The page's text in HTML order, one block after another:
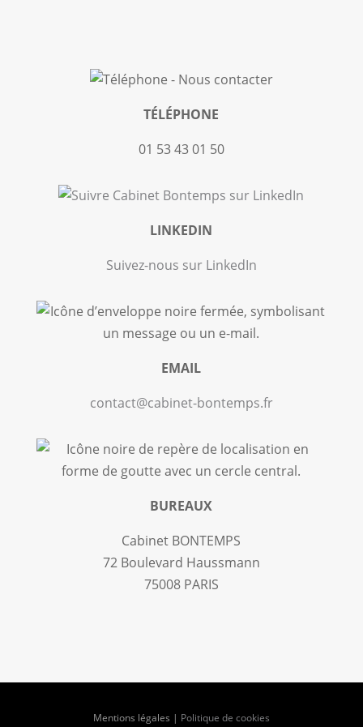
TÉLÉPHONE
01 53 43 01 50
LINKEDIN
Suivez-nous sur LinkedIn
EMAIL
contact@cabinet-bontemps.fr
BUREAUX
Cabinet BONTEMPS
72 Boulevard Haussmann
75008 PARIS
Mentions légales | Politique de cookies